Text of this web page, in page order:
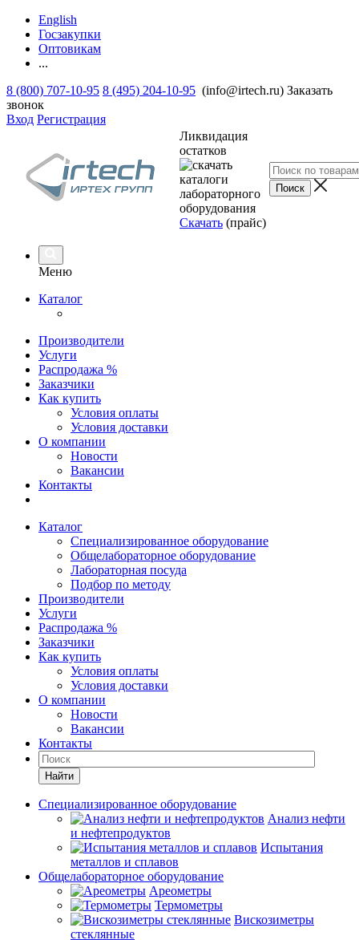
English
Госзакупки
Оптовикам
...
8 (800) 707-10-95 8 (495) 204-10-95 (info@irtech.ru) Заказать
звонок
Вход Регистрация
Ликвидация
остатков
Скачать (прайс)
Меню
Каталог
Производители
Услуги
Распродажа %
Заказчики
Как купить
Условия оплаты
Условия доставки
О компании
Новости
Вакансии
Контакты
Каталог
Специализированное оборудование
Общелабораторное оборудование
Лабораторная посуда
Подбор по методу
Производители
Услуги
Распродажа %
Заказчики
Как купить
Условия оплаты
Условия доставки
О компании
Новости
Вакансии
Контакты
Найти
Специализированное оборудование
Анализ нефти
и нефтепродуктов
Испытания
металлов и сплавов
Общелабораторное оборудование
Ареометры
Термометры
Вискозиметры
стеклянные